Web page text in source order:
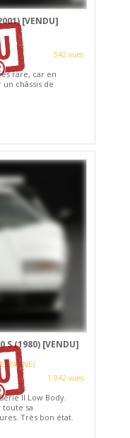
[VENDU]
542 vues
rare, car en
châssis de
S (1980) [VENDU]
1 942 vues
II Low Body.
toute sa
Très bon état.